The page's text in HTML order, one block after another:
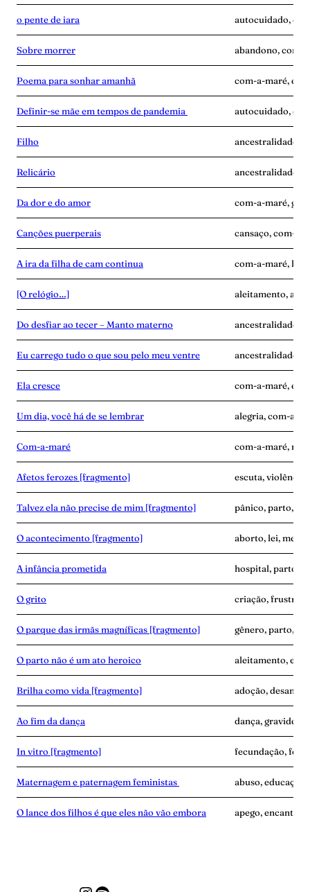
o pente de iara autocuidado,
Sobre morrer abandono, com-
Poema para sonhar amanhã com-a-maré,
Definir-se mãe em tempos de pandemia autocuidado,
Filho ancestralidade,
Relicário ancestralidade,
Da dor e do amor com-a-maré,
Canções puerperais cansaço, com-a-
A ira da filha de cam continua com-a-maré,
[O relógio…] aleitamento,
Do desfiar ao tecer – Manto materno ancestralidade,
Eu carrego tudo o que sou pelo meu ventre ancestralidade,
Ela cresce com-a-maré,
Um dia, você há de se lembrar alegria, com-a-
Com-a-maré com-a-maré,
Afetos ferozes [fragmento] escuta, violência
Talvez ela não precise de mim [fragmento] pânico, parto,
O acontecimento [fragmento] aborto, lei,
A infância prometida hospital, parto,
O grito criação,
O parque das irmãs magníficas [fragmento] gênero, parto,
O parto não é um ato heroico aleitamento,
Brilha como vida [fragmento] adoção, desamor
Ao fim da dança dança, gravidez,
In vitro [fragmento] fecundação,
Maternagem e paternagem feministas abuso,
O lance dos filhos é que eles não vão embora apego,